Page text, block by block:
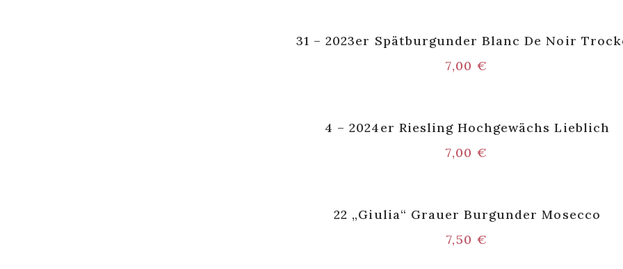
31 – 2023er Spätburgunder Blanc De Noir
7,00€
4 – 2024er Riesling Hochgewächs Lieblich
7,00€
22 „Giulia“ Grauer Burgunder Mosecco
7,50 €